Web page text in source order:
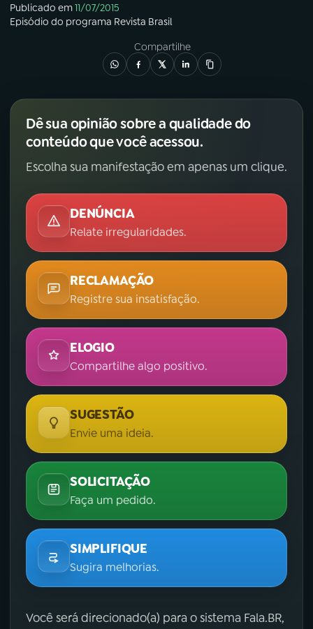
Publicado em11/07/2015
Episódio do programa Revista Brasil
Compartilhe
Dê sua opinião sobre a qualidade do
conteúdo que você acessou.
Escolha sua manifestação em apenas um clique.
DENÚNCIA
Relate irregularidades.
RECLAMAÇÃO
Registre sua insatisfação.
ELOGIO
Compartilhe algo positivo.
SUGESTÃO
Envie uma ideia.
SOLICITAÇÃO
Faça um pedido.
SIMPLIFIQUE
Sugira melhorias.
Você será direcionado(a) para o sistema Fala.BR,